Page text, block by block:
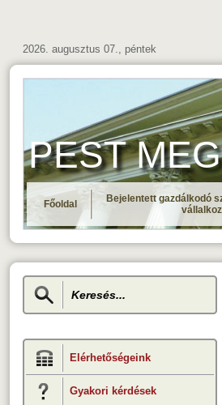
2026. augusztus 07., péntek
PEST
Főoldal
Bejelentett gazdálkodó
Elérhetőségeink
Gyakori kérdések